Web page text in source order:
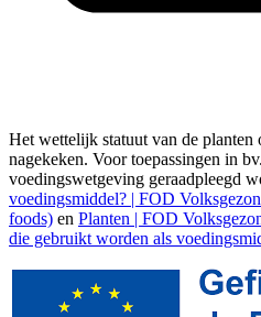
Het wettelijk statuut van de planten
nagekeken. Voor toepassingen in
voedingswetgeving geraadpleegd
voedingsmiddel? | FOD
foods) en Planten | FOD
die gebruikt worden als